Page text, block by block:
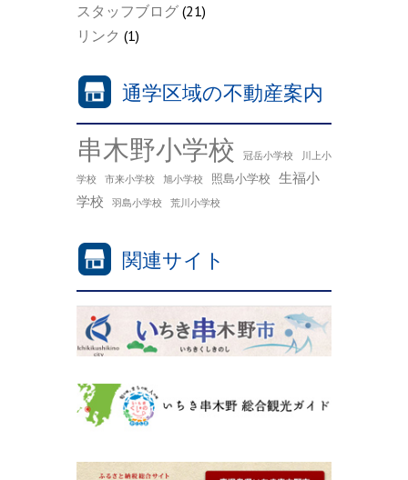
スタッフブログ (21)
リンク (1)
通学区域の不動産案内
串木野小学校 冠岳小学校
川上小
学校
市来小学校 旭小学校 照島小学校 生福小
学校
羽島小学校 荒川小学校
関連サイト